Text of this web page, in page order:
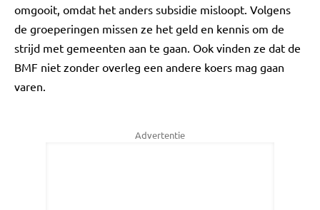
omgooit, omdat het anders subsidie misloopt. Volgens
de groeperingen missen ze het geld en kennis om de
strijd met gemeenten aan te gaan. Ook vinden ze dat de
BMF niet zonder overleg een andere koers mag gaan
varen.
Advertentie